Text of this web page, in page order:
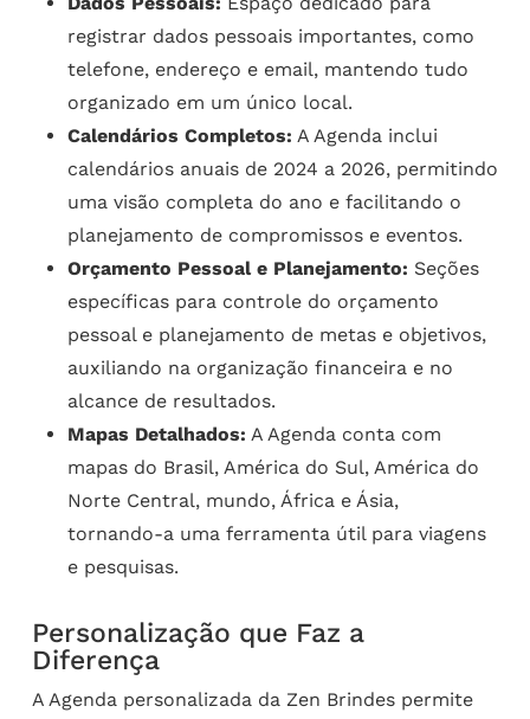
registrar dados pessoais importantes, como
telefone, endereço e email, mantendo tudo
organizado em um único local.
Calendários Completos: A Agenda inclui
calendários anuais de 2024 a 2026, permitindo
uma visão completa do ano e facilitando o
planejamento de compromissos e eventos.
Orçamento Pessoal e Planejamento: Seções
específicas para controle do orçamento
pessoal e planejamento de metas e objetivos,
auxiliando na organização financeira e no
alcance de resultados.
Mapas Detalhados: A Agenda conta com
mapas do Brasil, América do Sul, América do
Norte Central, mundo, África e Ásia,
tornando-a uma ferramenta útil para viagens
e pesquisas.
Personalização que Faz a
Diferença
A Agenda personalizada da Zen Brindes permite